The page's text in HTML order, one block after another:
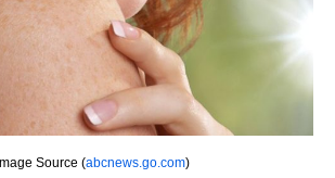
Image Source (abcnews.go.com)